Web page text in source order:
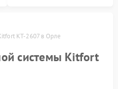
КТ-2607 в Орле
системы Kitfort